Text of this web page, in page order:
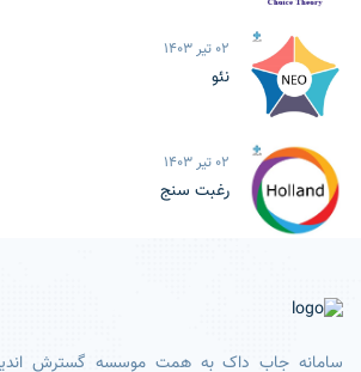
02 تیر 1403
نئو
02 تیر 1403
رغبت سنج
سامانه جاب داک به همت موسسه گسترش